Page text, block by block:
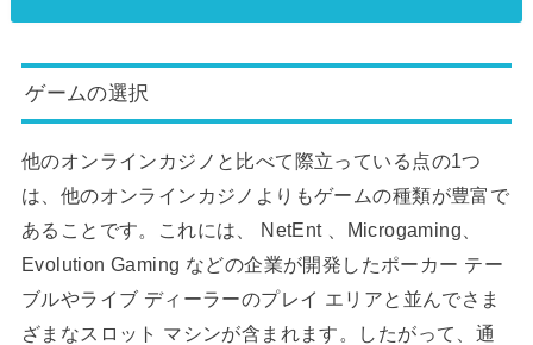
ゲームの選択
他のオンラインカジノと比べて際立っている点の1つ
は、他のオンラインカジノよりもゲームの種類が豊富で
あることです。これには、 NetEnt 、Microgaming、
Evolution Gaming などの企業が開発したポーカー テー
ブルやライブ ディーラーのプレイ エリアと並んでさま
ざまなスロット マシンが含まれます。したがって、通